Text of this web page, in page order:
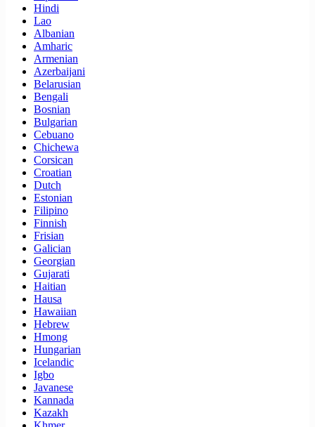
Hindi
Lao
Albanian
Amharic
Armenian
Azerbaijani
Belarusian
Bengali
Bosnian
Bulgarian
Cebuano
Chichewa
Corsican
Croatian
Dutch
Estonian
Filipino
Finnish
Frisian
Galician
Georgian
Gujarati
Haitian
Hausa
Hawaiian
Hebrew
Hmong
Hungarian
Icelandic
Igbo
Javanese
Kannada
Kazakh